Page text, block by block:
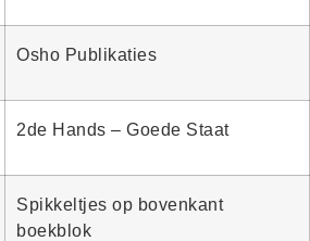
Osho Publikaties
2de Hands – Goede Staat
Spikkeltjes op bovenkant
boekblok